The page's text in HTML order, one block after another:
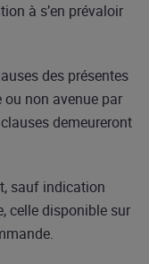
à s’en prévaloir
des présentes
ou non avenue par
demeureront
sauf indication
celle disponible sur